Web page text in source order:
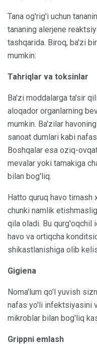
Tana og'rig'i uchun
tananing alerjene
tashqarida. Biroq, ba'zi
mumkin:
Tahriqlar va toksinlar
Ba'zi moddalarga ta'sir
aloqador organlarning
mumkin. Ba'zilar
sanoat dumlari kabi
Boshqalar esa oziq-
mevalar yoki tamakiga
bilan bog'liq.
Hatto quruq havo
chunki namlik
qila oladi. Bu qurg'oqchil
havo va ortiqcha
shikastlanishiga olib
Gigiena
Noma'lum qo'l yuvish
nafas yo'li infektsiyasini
mikroblar bilan bog'liq
Grippni emlash